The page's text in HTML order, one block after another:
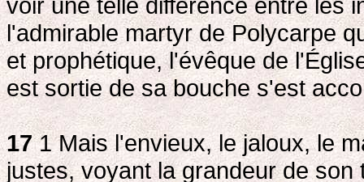
voir une telle différence entre les
l'admirable martyr de Polycarpe
et prophétique, l'évêque de
est sortie de sa bouche s'est
171 Mais l'envieux, le jaloux, le
justes, voyant la grandeur de